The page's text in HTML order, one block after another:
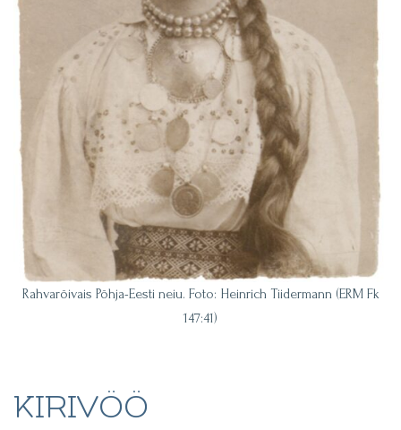
Rahvarõivais Põhja-Eesti neiu. Foto: Heinrich Tiidermann (ERM Fk
147:41)
KIRIVÖÖ